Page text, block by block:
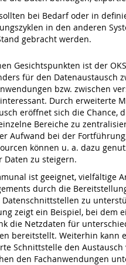
bei Bedarf oder in
in den anderen
gebracht werden.
Gesichtspunkten ist der
für den Datenaustausch
bzw. zwischen
Durch erweiterte
eröffnet sich die Chance,
Bereiche zu
Aufwand bei der
können u. a. dazu
Daten zu steigern.
ist geeignet, vielfältige
durch die
zu
zeigt ein Beispiel, bei dem
die Netzdaten für
bereitstellt. Weiterhin kann
Schnittstelle den Austausch
den Fachanwendungen